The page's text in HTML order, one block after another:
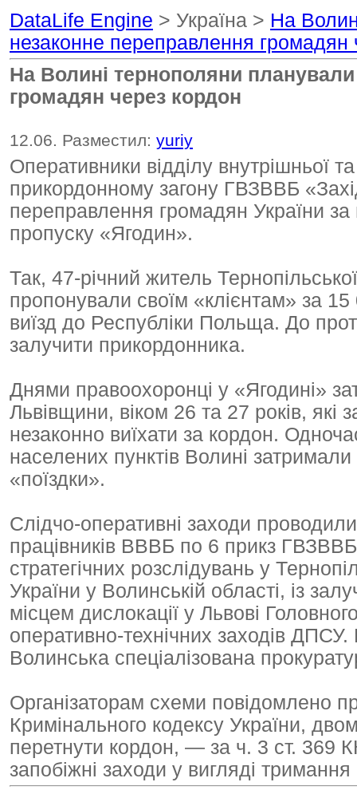
DataLife Engine > Україна > На
незаконне переправлення громадян
На Волині тернополяни
громадян через кордон
12.06. Разместил: yuriy
Оперативники відділу внутрішньої
прикордонному загону ГВЗВВБ
переправлення громадян України
пропуску «Ягодин».
Так, 47-річний житель
пропонували своїм «клієнтам» за
виїзд до Республіки Польща. До
залучити прикордонника.
Днями правоохоронці у «Ягодині»
Львівщини, віком 26 та 27 років,
незаконно виїхати за кордон.
населених пунктів Волині затримали
«поїздки».
Слідчо-оперативні заходи
працівників ВВВБ по 6 прикз ГВЗВВБ
стратегічних розслідувань у
України у Волинській області, із
місцем дислокації у Львові
оперативно-технічних заходів
Волинська спеціалізована
Організаторам схеми повідомлено
Кримінального кодексу України,
перетнути кордон, — за ч. 3 ст. 369
запобіжні заходи у вигляді